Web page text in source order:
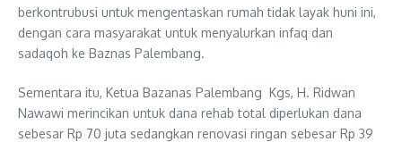
berkontrubusi untuk mengentaskan rumah tidak layak huni ini,
dengan cara masyarakat untuk menyalurkan infaq dan
sadaqoh ke Baznas Palembang.
Sementara itu, Ketua Bazanas Palembang Kgs, H. Ridwan
Nawawi merincikan untuk dana rehab total diperlukan dana
sebesar Rp 70 juta sedangkan renovasi ringan sebesar Rp 39